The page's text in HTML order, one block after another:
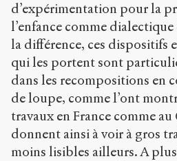
Accéder
à la
version
PDF
d’expérimentation pour la
l’enfance comme
la différence, ces dispositifs
qui les portent sont
dans les recompositions en
de loupe, comme l’ont
travaux en France comme
donnent ainsi à voir à gros
moins lisibles ailleurs. A